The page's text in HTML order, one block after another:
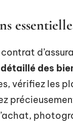
des
vérifiez les